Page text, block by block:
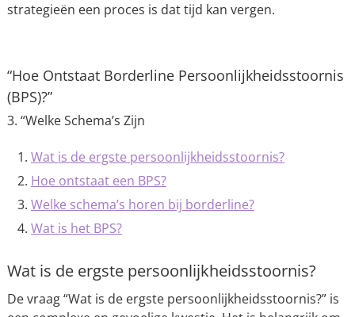
strategieën een proces is dat tijd kan vergen.
“Hoe Ontstaat Borderline Persoonlijkheidsstoornis
(BPS)?”
3. “Welke Schema’s Zijn
Wat is de ergste persoonlijkheidsstoornis?
Hoe ontstaat een BPS?
Welke schema’s horen bij borderline?
Wat is het BPS?
Wat is de ergste persoonlijkheidsstoornis?
De vraag “Wat is de ergste persoonlijkheidsstoornis?” is